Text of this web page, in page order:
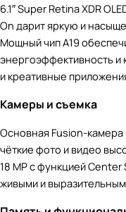
6.1″ Super Retina XDR
On дарит яркую и
Мощный чип A19
энергоэффективность
и креативные
Камеры и съемка
Основная Fusion-камера
чёткие фото и видео
18 MP с функцией
живыми и